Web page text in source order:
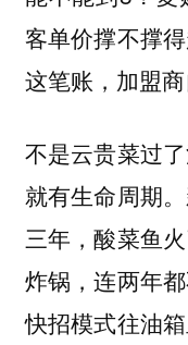
客单价撑不撑
这笔账，加盟商
不是云贵菜过
就有生命周期
三年，酸菜鱼
炸锅，连两年
快招模式往油